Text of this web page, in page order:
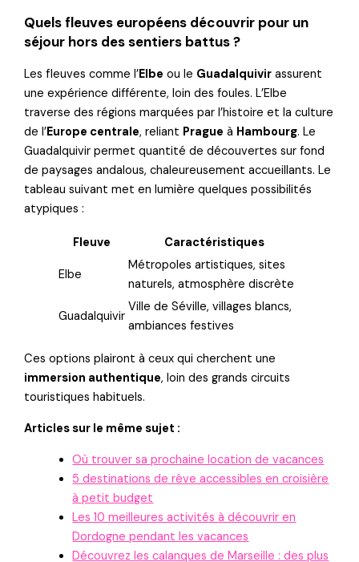
Quels fleuves européens découvrir pour un
séjour hors des sentiers battus ?
Les fleuves comme l’Elbe ou le Guadalquivir assurent
une expérience différente, loin des foules. L’Elbe
traverse des régions marquées par l’histoire et la culture
de l’Europe centrale, reliant Prague à Hambourg. Le
Guadalquivir permet quantité de découvertes sur fond
de paysages andalous, chaleureusement accueillants. Le
tableau suivant met en lumière quelques possibilités
atypiques :
Fleuve Caractéristiques
Elbe
Métropoles artistiques, sites
naturels, atmosphère discrète
Guadalquivir
Ville de Séville, villages blancs,
ambiances festives
Ces options plairont à ceux qui cherchent une
immersion authentique, loin des grands circuits
touristiques habituels.
Articles sur le même sujet :
Où trouver sa prochaine location de vacances
5 destinations de rêve accessibles en croisière
à petit budget
Les 10 meilleures activités à découvrir en
Dordogne pendant les vacances
Découvrez les calanques de Marseille : des plus